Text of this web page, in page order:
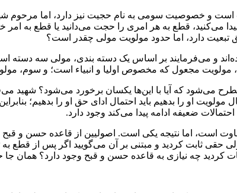
است و خصوصیت سومی به نام حجیت نیز دارد، اما مرحوم
می‌کنید، قطع به هر امری را حجت می‌دانید یا قطع به
دارد، اما حدود مولویت مولی چقدر است؟
و می‌فرمایند بر اساس یک دسته بندی، مولی سه دسته
مجعول که مخصوص اولیا و انبیاء است؛ و سوم،
می‌شود که آیا با این‌ها یکسان برخورد می‌شود؟
او را بدهیم باید احتمال ادای حق او را بدهیم؛
ضعیفه ادامه پیدا می‌کند وجود دارد.
است، اما نتیجه یکی است. اصولیین از قاعده حسن و قبح
حقی ثابت کردید و مبتنی بر آن می‌گویید اگر پس از قطع
کردید چه نیازی به قاعده حسن و قبح وجود دارد؟ همان